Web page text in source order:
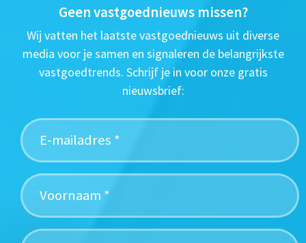
Geen vastgoednieuws missen?
Wij vatten het laatste vastgoednieuws uit diverse
media voor je samen en signaleren de belangrijkste
vastgoedtrends. Schrijf je in voor onze gratis
nieuwsbrief: